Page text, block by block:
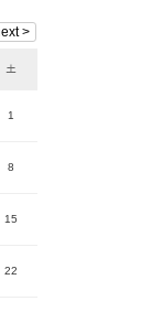
土
1
8
15
22